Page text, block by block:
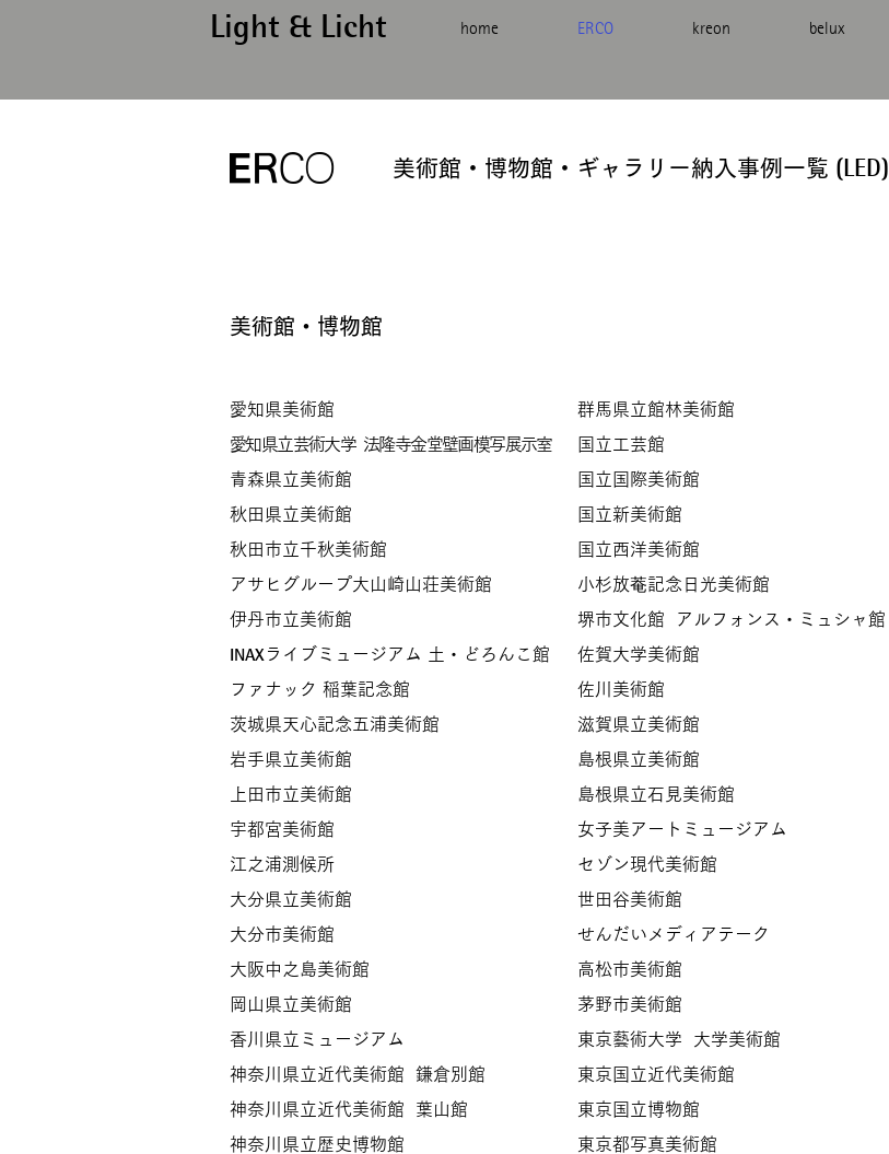
Light & Licht home ERCO kreon belux
E ​美術館・博物館・ギャラリー納入事例一覧 (LED)
​美術館・博物館
愛知県美術館
愛知県立芸術大学 法隆寺金堂壁画模写展示室
​青森県立美術館
秋田県立美術館
秋田市立千秋美術館
アサヒグループ大山崎山荘美術館
伊丹市立美術館
INAX ライブミュージアム 土・どろんこ館
ファナック 稲葉記念館
茨城県天心記念五浦美術館
​岩手県立美術館​
上田市立美術館
宇都宮美術館
江之浦測候所​
大分県立美術館
大分市美術館
大阪中之島美術館
​岡山県立美術館
香川県立ミュージアム
神奈川県立近代美術館 鎌倉別館
神奈川県立近代美術館 葉山館
神奈川県立歴史博物館
群馬県立館林美術館
国立工芸館
国立国際美術館
国立新美術館
国立西洋美術館
小杉放菴記念日光美術館
堺市文化館 アルフォンス・ミュシャ館
佐賀大学美術館
佐川美術館
滋賀県立美術館
島根県立美術館
​島根県立石見美術館
女子美アートミュージアム
セゾン現代美術館
世田谷美術館
せんだいメディアテーク
高松市美術館
茅野市美術館
東京藝術大学 大学美術館
東京国立近代美術館
東京国立博物館
東京都写真美術館